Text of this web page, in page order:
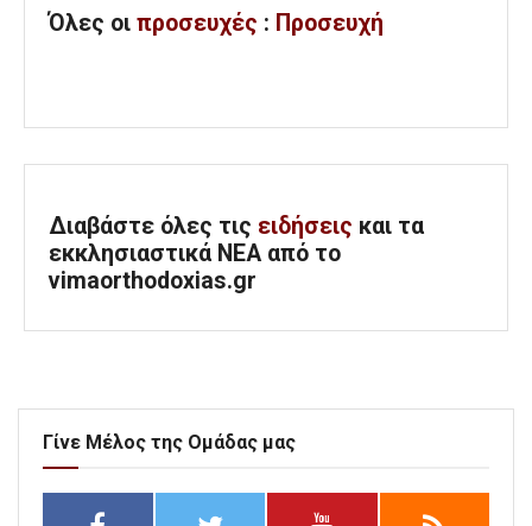
Όλες οι προσευχές : Προσευχή
Διαβάστε όλες τις ειδήσεις και τα
εκκλησιαστικά ΝΕΑ από το
vimaorthodoxias.gr
Γίνε Μέλος της Ομάδας μας